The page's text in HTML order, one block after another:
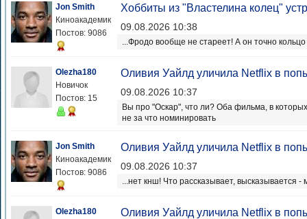
Jon Smith
Киноакадемик
Постов: 9086
Хоббиты из "Властелина колец"
09.08.2026 10:38
...Фродо вообще не стареет! А он точно
Olezha180
Новичок
Постов: 15
Оливия Уайлд уличила Netflix в
09.08.2026 10:37
Вы про "Оскар", что ли? Оба фильма, в
не за что номинировать
Jon Smith
Киноакадемик
Постов: 9086
Оливия Уайлд уличила Netflix в
09.08.2026 10:37
...нет кнш! Что рассказывает, высказывается -
Olezha180
Оливия Уайлд уличила Netflix в